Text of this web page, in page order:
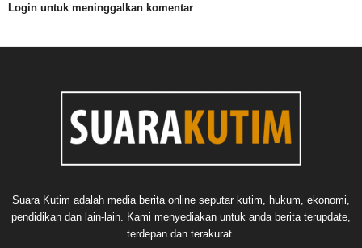
Login untuk meninggalkan komentar
Suara Kutim adalah media berita online seputar kutim, hukum, ekonomi,
pendidikan dan lain-lain. Kami menyediakan untuk anda berita terupdate,
terdepan dan terakurat.